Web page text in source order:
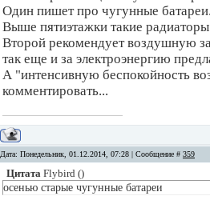
Один пишет про чугунные
Выше пятиэтажки такие
Второй рекомендует воздушную
так еще и за электроэнергию
А "интенсивную беспокойность
комментировать...
Дата: Понедельник, 01.12.2014, 07:28 | Сообщение # 359
Цитата Flybird ()
осенью старые чугунные батареи